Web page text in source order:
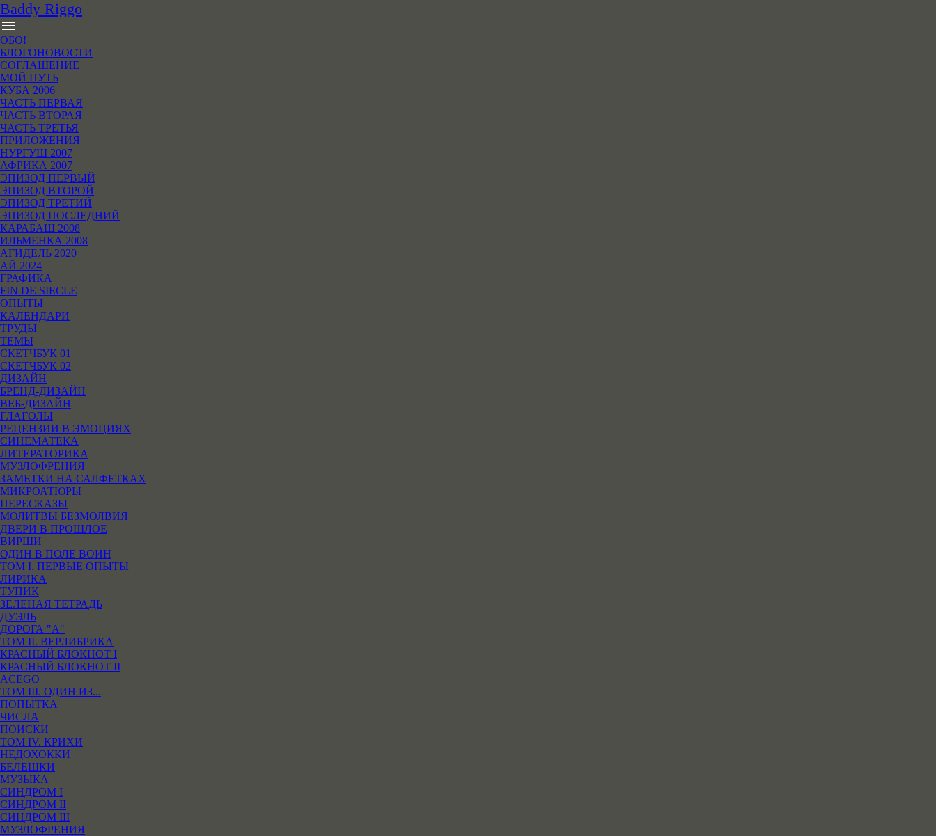
Baddy Riggo
menu
ОБО!
БЛОГОНОВОСТИ
СОГЛАШЕНИЕ
МОЙ ПУТЬ
КУБА 2006
ЧАСТЬ ПЕРВАЯ
ЧАСТЬ ВТОРАЯ
ЧАСТЬ ТРЕТЬЯ
ПРИЛОЖЕНИЯ
НУРГУШ 2007
АФРИКА 2007
ЭПИЗОД ПЕРВЫЙ
ЭПИЗОД ВТОРОЙ
ЭПИЗОД ТРЕТИЙ
ЭПИЗОД ПОСЛЕДНИЙ
КАРАБАШ 2008
ИЛЬМЕНКА 2008
АГИДЕЛЬ 2020
АЙ 2024
ГРАФИКА
FIN DE SIECLE
ОПЫТЫ
КАЛЕНДАРИ
ТРУДЫ
ТЕМЫ
СКЕТЧБУК 01
СКЕТЧБУК 02
ДИЗАЙН
БРЕНД-ДИЗАЙН
ВЕБ-ДИЗАЙН
ГЛАГОЛЫ
РЕЦЕНЗИИ В ЭМОЦИЯХ
СИНЕМАТЕКА
ЛИТЕРАТОРИКА
МУЗЛОФРЕНИЯ
ЗАМЕТКИ НА САЛФЕТКАХ
МИКРОАТЮРЫ
ПЕРЕСКАЗЫ
МОЛИТВЫ БЕЗМОЛВИЯ
ДВЕРИ В ПРОШЛОЕ
ВИРШИ
ОДИН В ПОЛЕ ВОИН
ТОМ I. ПЕРВЫЕ ОПЫТЫ
ЛИРИКА
ТУПИК
ЗЕЛЕНАЯ ТЕТРАДЬ
ДУЭЛЬ
ДОРОГА "А"
ТОМ II. ВЕРЛИБРИКА
КРАСНЫЙ БЛОКНОТ I
КРАСНЫЙ БЛОКНОТ II
ACEGO
ТОМ III. ОДИН ИЗ...
ПОПЫТКА
ЧИСЛА
ПОИСКИ
ТОМ IV. КРИХИ
НЕДОХОККИ
БЕЛЕШКИ
МУЗЫКА
СИНДРОМ I
СИНДРОМ II
СИНДРОМ III
МУЗЛОФРЕНИЯ